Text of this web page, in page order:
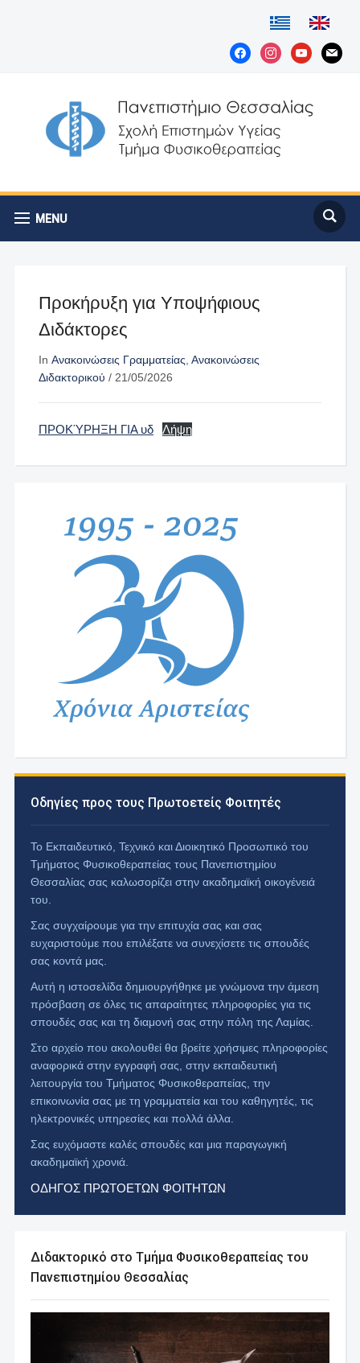
facebookinstagramyoutubemail
MENU
Οδηγίες προς τους Πρωτοετείς Φοιτητές
Το Εκπαιδευτικό, Τεχνικό και Διοικητικό Προσωπικό του
Τμήματος Φυσικοθεραπείας τους Πανεπιστημίου
Θεσσαλίας σας καλωσορίζει στην ακαδημαϊκή οικογένειά
του.
Σας συγχαίρουμε για την επιτυχία σας και σας
ευχαριστούμε που επιλέξατε να συνεχίσετε τις σπουδές
σας κοντά μας.
Αυτή η ιστοσελίδα δημιουργήθηκε με γνώμονα την άμεση
πρόσβαση σε όλες τις απαραίτητες πληροφορίες για τις
σπουδές σας και τη διαμονή σας στην πόλη της Λαμίας.
Στο αρχείο που ακολουθεί θα βρείτε χρήσιμες πληροφορίες
αναφορικά στην εγγραφή σας, στην εκπαιδευτική
λειτουργία του Τμήματος Φυσικοθεραπείας, την
επικοινωνία σας με τη γραμματεία και του καθηγητές, τις
ηλεκτρονικές υπηρεσίες και πολλά άλλα.
Σας ευχόμαστε καλές σπουδές και μια παραγωγική
ακαδημαϊκή χρονιά.
ΟΔΗΓΟΣ ΠΡΩΤΟΕΤΩΝ ΦΟΙΤΗΤΩΝ
Διδακτορικό στο Τμήμα Φυσικοθεραπείας του
Πανεπιστημίου Θεσσαλίας
Προκήρυξη για Υποψήφιους
Διδάκτορες
In Ανακοινώσεις Γραμματείας Ανακοινώσεις
Διδακτορικού / 21/05/2026
ΠΡΟΚΎΡΗΞΗ ΓΙΑ υδ Λήψη